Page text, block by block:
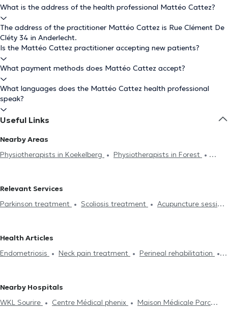
What is the address of the health professional Mattéo Cattez?
The address of the practitioner Mattéo Cattez is Rue Clément De
Cléty 34 in Anderlecht.
Is the Mattéo Cattez practitioner accepting new patients?
What payment methods does Mattéo Cattez accept?
What languages does the Mattéo Cattez health professional
speak?
Useful Links
Nearby Areas
Physiotherapists in Koekelberg
Physiotherapists in Forest
in Saint-Gilles
Physiotherapists in Dilbeek
Huy
Physiotherapists in Molenbeek-Saint-Jean
Physiotherapists in Brussels
Physiotherapists in Ixelles
Braine-L'Alleud
Physiotherapists in Assesse
Halle Brabant Flamand
Relevant Services
Parkinson treatment
Scoliosis treatment
Acupuncture session
Perineal rehabilitation
rehabilitation
Post-op Hernias treatment
Scars treatment
Health Articles
Endometriosis
Neck pain treatment
Perineal rehabilitation
Nearby Hospitals
WKL Sourire
Centre Médical phenix
Maison Médicale Parc